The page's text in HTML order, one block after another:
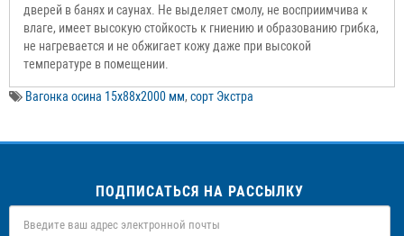
дверей в банях и саунах. Не выделяет смолу, не восприимчива к
влаге, имеет высокую стойкость к гниению и образованию грибка,
не нагревается и не обжигает кожу даже при высокой
температуре в помещении.
Вагонка осина 15х88х2000 мм, сорт Экстра
ПОДПИСАТЬСЯ НА РАССЫЛКУ